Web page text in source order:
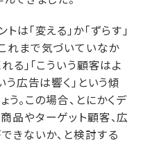
は「変える」か「ずらす」
れまで気づいていなか
る」「こういう顧客はよ
う広告は響く」という傾
。この場合、とにかくデ
品やターゲット顧客、広
きないか、と検討する